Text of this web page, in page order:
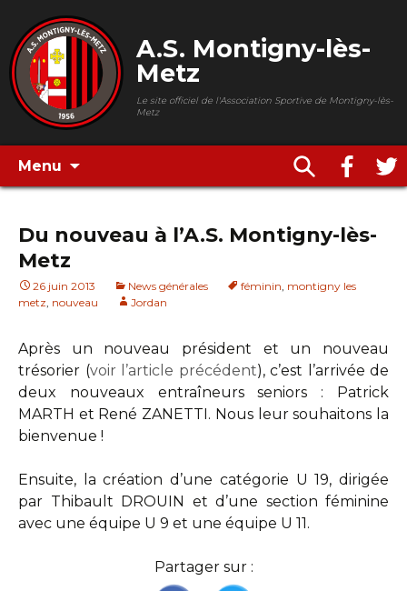
A.S. Montigny-lès-
Metz
Le site officiel de l'Association Sportive de Montigny-lès-
Metz
Menu
Du nouveau à l’A.S. Montigny-lès-
Metz
26 juin 2013 News générales féminin, montigny les
metz, nouveau Jordan
Après un nouveau président et un nouveau
trésorier (voir l’article précédent), c’est l’arrivée de
deux nouveaux entraîneurs seniors : Patrick
MARTH et René ZANETTI. Nous leur souhaitons la
bienvenue !
Ensuite, la création d’une catégorie U 19, dirigée
par Thibault DROUIN et d’une section féminine
avec une équipe U 9 et une équipe U 11.
Partager sur :